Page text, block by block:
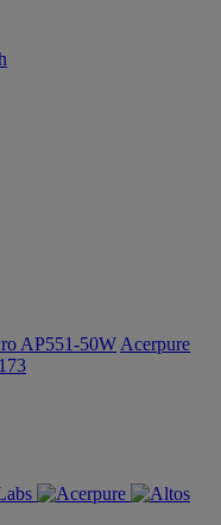
AP551-50W Acerpure